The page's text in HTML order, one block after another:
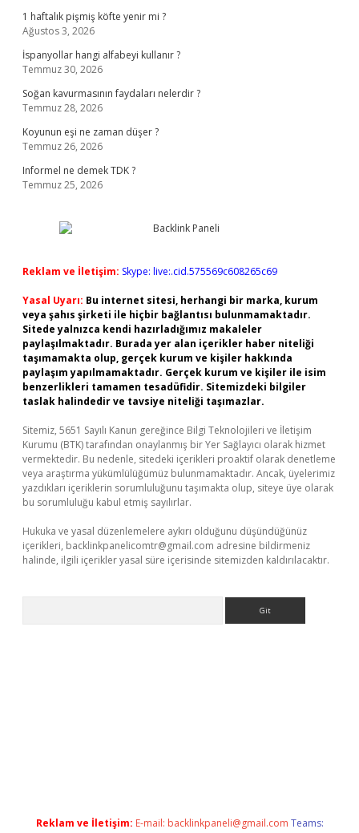
1 haftalık pişmiş köfte yenir mi ?
Ağustos 3, 2026
İspanyollar hangi alfabeyi kullanır ?
Temmuz 30, 2026
Soğan kavurmasının faydaları nelerdir ?
Temmuz 28, 2026
Koyunun eşi ne zaman düşer ?
Temmuz 26, 2026
Informel ne demek TDK ?
Temmuz 25, 2026
Reklam ve İletişim: Skype: live:.cid.575569c608265c69
Yasal Uyarı: Bu internet sitesi, herhangi bir marka, kurum
veya şahıs şirketi ile hiçbir bağlantısı bulunmamaktadır.
Sitede yalnızca kendi hazırladığımız makaleler
paylaşılmaktadır. Burada yer alan içerikler haber niteliği
taşımamakta olup, gerçek kurum ve kişiler hakkında
paylaşım yapılmamaktadır. Gerçek kurum ve kişiler ile isim
benzerlikleri tamamen tesadüfidir. Sitemizdeki bilgiler
taslak halindedir ve tavsiye niteliği taşımazlar.
Sitemiz, 5651 Sayılı Kanun gereğince Bilgi Teknolojileri ve İletişim
Kurumu (BTK) tarafından onaylanmış bir Yer Sağlayıcı olarak hizmet
vermektedir. Bu nedenle, sitedeki içerikleri proaktif olarak denetleme
veya araştırma yükümlülüğümüz bulunmamaktadır. Ancak, üyelerimiz
yazdıkları içeriklerin sorumluluğunu taşımakta olup, siteye üye olarak
bu sorumluluğu kabul etmiş sayılırlar.
Hukuka ve yasal düzenlemelere aykırı olduğunu düşündüğünüz
içerikleri, backlinkpanelicomtr@gmail.com adresine bildirmeniz
halinde, ilgili içerikler yasal süre içerisinde sitemizden kaldırılacaktır.
Reklam ve İletişim: E-mail: backlinkpaneli@gmail.com Teams: